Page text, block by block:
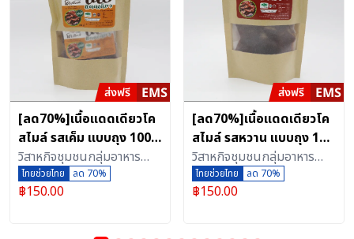
[ลด70%]เนื้อแดดเดียวโค
สไมล์ รสเค็ม แบบถุง 100
กรัม ของอร่อยขึ้นชื่อ จาก
จังหวัดเพชรบุรี
วิสาหกิจชุมชนกลุ่มอาหาร
แปรรูปอาหารฮาลาลเนื้อสัตว์
เพชรบุรี (ตลาดกลางเพชรบุรี
ไทยช่วยไทย ลด 70%
฿150.00
[ลด70%]เนื้อแดดเดียวโค
สไมล์ รสหวาน แบบถุง 100
กรัม
วิสาหกิจชุมชนกลุ่มอาหาร
แปรรูปอาหารฮาลาลเนื้อสัตว์
เพชรบุรี (ตลาดกลางเพชรบุรี
ไทยช่วยไทย ลด 70%
฿150.00